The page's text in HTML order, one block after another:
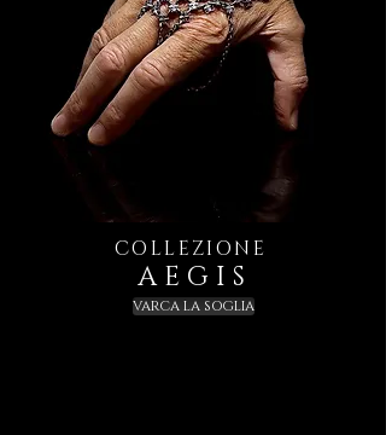
COLLEZIONE
A E G I S
VARCA LA SOGLIA